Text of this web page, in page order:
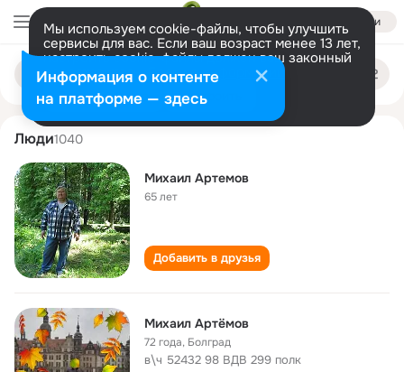
Войти
Мы используем cookie-файлы, чтобы улучшить
сервисы для вас. Если ваш возраст менее 13 лет,
настроить cookie-файлы должен ваш законный
представитель. Больше информации
Разрешить все Настроить
Поиск
людям
mikhail artemov
Люди1040
Михаил Артемов
65 лет
Добавить в друзья
Михаил Артёмов
72 года, Болград
в\ч 52432 98 ВДВ 299 полк
Информация о контенте
на платформе — здесь